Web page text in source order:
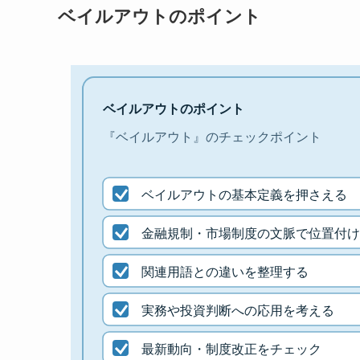
ベイルアウトのポイント
ベイルアウトのポイント
『ベイルアウト』のチェックポイント
ベイルアウトの基本定義を押さえる
金融規制・市場制度の文脈で位置付
関連用語との違いを整理する
実務や投資判断への応用を考える
最新動向・制度改正をチェック